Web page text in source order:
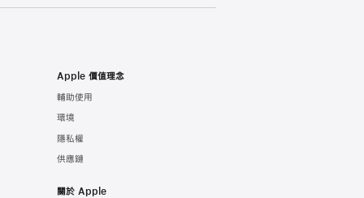
Apple 價值理念
輔助使用
環境
隱私權
供應鏈
關於 Apple